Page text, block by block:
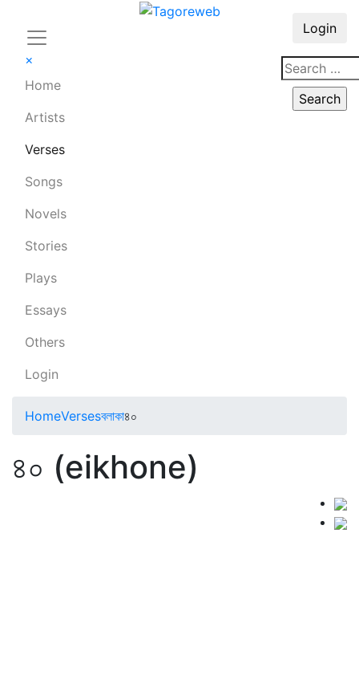
×
Home
Artists
Verses
Songs
Novels
Stories
Plays
Essays
Others
Login
Login
HomeVersesবলাকা৪০
৪০ (eikhone)